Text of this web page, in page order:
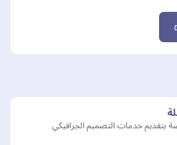
خدمات التصميم الجرافيكي